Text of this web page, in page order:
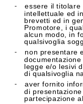
-
essere il
intellettuale ed
brevetti ed in
Promotore, i
alcun modo, in
qualsivoglia
-
non presentare
legge e/o lesivi
di qualsivoglia
-
aver fornito
di
partecipazione